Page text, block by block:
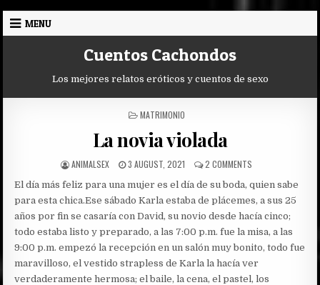
Skip
MENU
Cuentos Cachondos
Los mejores relatos eróticos y cuentos de sexo
POSTED
MATRIMONIO
La novia violada
AUTHOR:
ANIMALSEX
PUBLISHED
3 AUGUST, 2021 2 COMMENTS
NOVIA
VIOLADA
El día más feliz para una mujer es el día de su boda, quien sabe
para esta chica.Ese sábado Karla estaba de plácemes, a sus 25
años por fin se casaría con David, su novio desde hacía cinco;
todo estaba listo y preparado, a las 7:00 p.m. fue la misa, a las
9:00 p.m. empezó la recepción en un salón muy bonito, todo fue
maravilloso, el vestido strapless de Karla la hacía ver
verdaderamente hermosa; el baile, la cena, el pastel, los